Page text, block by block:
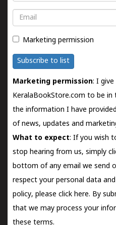
Email
Marketing permission
Subscribe to list
Marketing permission: I
KeralaBookStore.com to be in
the information I have
of news, updates and
What to expect: If you wish
stop hearing from us, simply
bottom of any email we send
respect your personal data
policy, please click here. By
that we may process your
these terms.